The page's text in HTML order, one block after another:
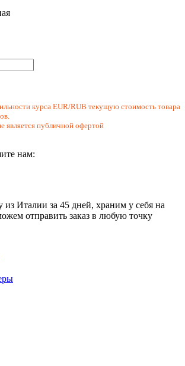
курса EUR/RUB текущую стоимость товара
является публичной офертой
нам:
из Италии за 45 дней, храним у себя на
отправить заказ в любую точку